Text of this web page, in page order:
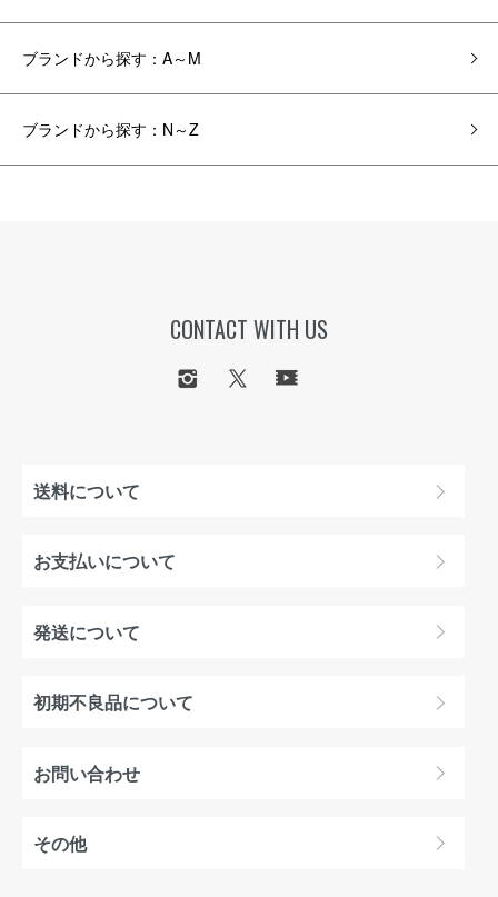
ブランドから探す：A～M
ブランドから探す：N～Z
CONTACT WITH US
送料について
お支払いについて
発送について
初期不良品について
お問い合わせ
その他